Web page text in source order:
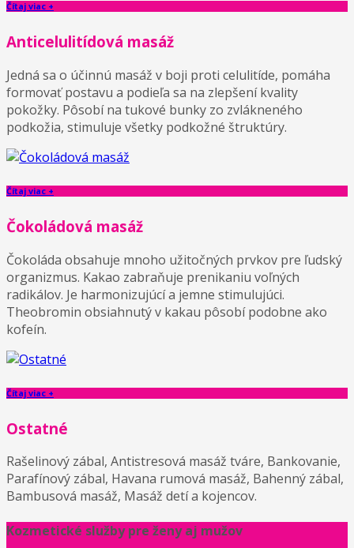
Čítaj viac +
Anticelulitídová masáž
Jedná sa o účinnú masáž v boji proti celulitíde, pomáha
formovať postavu a podieľa sa na zlepšení kvality
pokožky. Pôsobí na tukové bunky zo zvlákneného
podkožia, stimuluje všetky podkožné štruktúry.
Čítaj viac +
Čokoládová masáž
Čokoláda obsahuje mnoho užitočných prvkov pre ľudský
organizmus. Kakao zabraňuje prenikaniu voľných
radikálov. Je harmonizujúcí a jemne stimulujúci.
Theobromin obsiahnutý v kakau pôsobí podobne ako
kofeín.
Čítaj viac +
Ostatné
Rašelinový zábal, Antistresová masáž tváre, Bankovanie,
Parafínový zábal, Havana rumová masáž, Bahenný zábal,
Bambusová masáž, Masáž detí a kojencov.
Kozmetické služby pre ženy aj mužov